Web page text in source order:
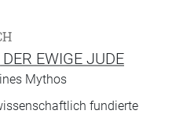
EWIGE JUDE
Mythos
fundierte